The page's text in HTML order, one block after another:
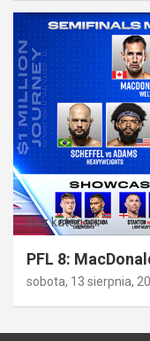
Bez kategorii
PFL 8:
sobota, 13 sierpnia,